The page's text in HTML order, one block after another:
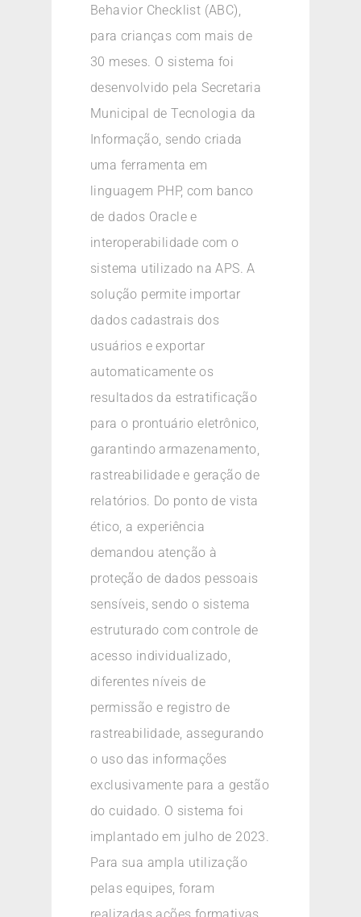
Behavior Checklist (ABC),
para crianças com mais de
30 meses. O sistema foi
desenvolvido pela Secretaria
Municipal de Tecnologia da
Informação, sendo criada
uma ferramenta em
linguagem PHP, com banco
de dados Oracle e
interoperabilidade com o
sistema utilizado na APS. A
solução permite importar
dados cadastrais dos
usuários e exportar
automaticamente os
resultados da estratificação
para o prontuário eletrônico,
garantindo armazenamento,
rastreabilidade e geração de
relatórios. Do ponto de vista
ético, a experiência
demandou atenção à
proteção de dados pessoais
sensíveis, sendo o sistema
estruturado com controle de
acesso individualizado,
diferentes níveis de
permissão e registro de
rastreabilidade, assegurando
o uso das informações
exclusivamente para a gestão
do cuidado. O sistema foi
implantado em julho de 2023.
Para sua ampla utilização
pelas equipes, foram